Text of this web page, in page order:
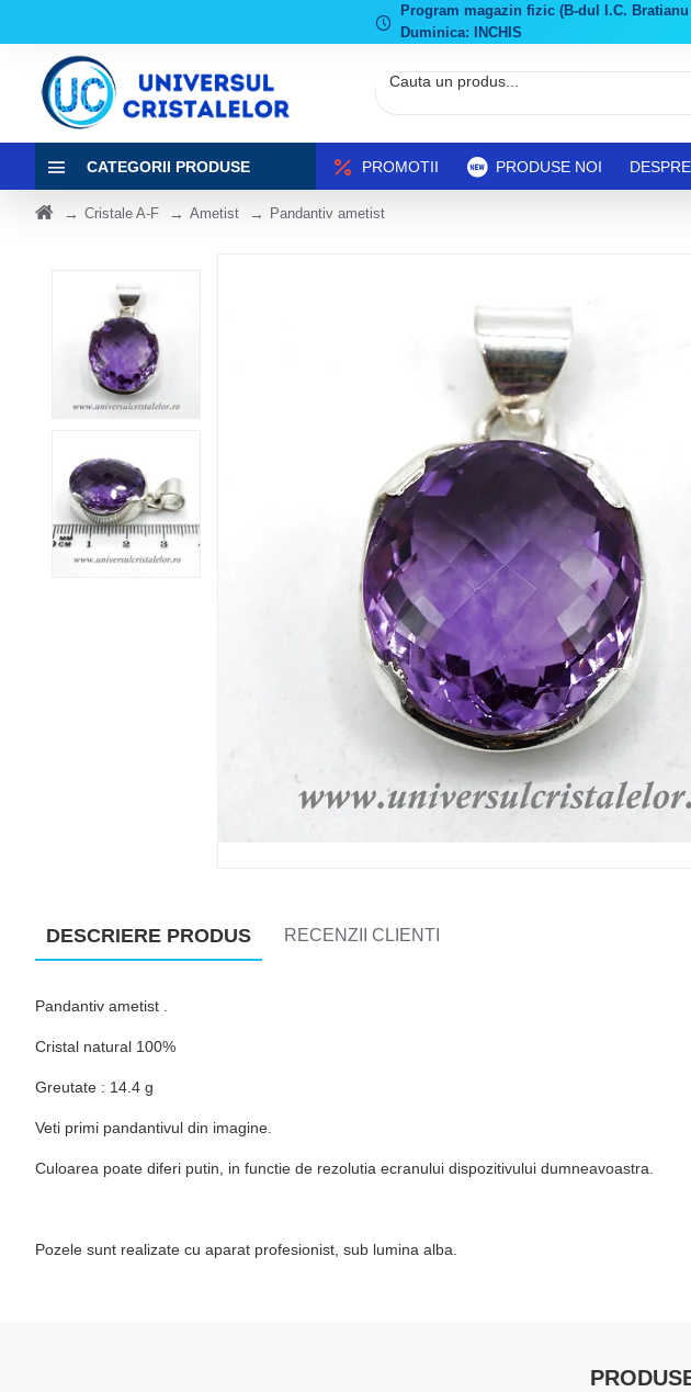
Program magazin fizic (B-dul I.C. Bratianu
Duminica: INCHIS
CATEGORII PRODUSE PROMOTII PRODUSE NOI
Cristale A-F Ametist Pandantiv ametist
DESCRIERE PRODUS RECENZII CLIENTI
Pandantiv ametist .
Cristal natural 100%
Greutate : 14.4 g
Veti primi pandantivul din imagine.
Culoarea poate diferi putin, in functie de rezolutia ecranului dispozitivului dumneavoastra.
Pozele sunt realizate cu aparat profesionist, sub lumina alba.